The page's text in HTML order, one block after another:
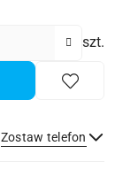
szt.
Zostaw telefon